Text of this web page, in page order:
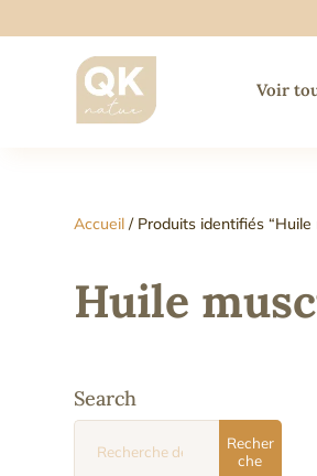
Voir
Accueil / Produits identifiés
Huile
Search
pour :
Recher
che